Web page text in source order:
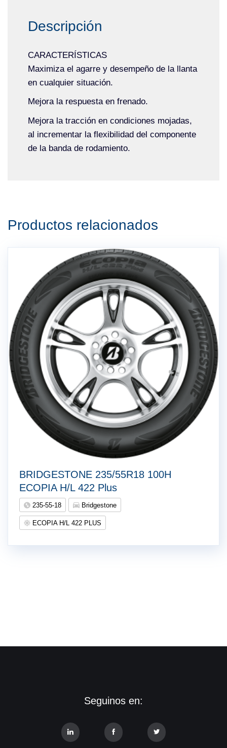
Descripción
CARACTERÍSTICAS
Maximiza el agarre y desempeño de la llanta
en cualquier situación.
Mejora la respuesta en frenado.
Mejora la tracción en condiciones mojadas,
al incrementar la flexibilidad del componente
de la banda de rodamiento.
Productos relacionados
BRIDGESTONE 235/55R18 100H
ECOPIA H/L 422 Plus
235-55-18 Bridgestone
ECOPIA H/L 422 PLUS
Seguinos en: